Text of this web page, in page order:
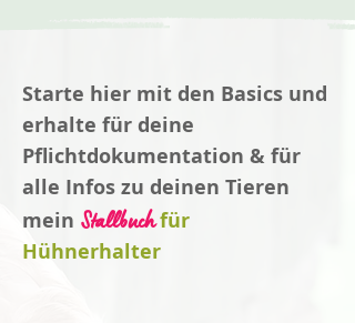
Starte hier mit den Basics und
erhalte für deine
Pflichtdokumentation & für
alle Infos zu deinen Tieren
mein Stallbuch für
Hühnerhalter